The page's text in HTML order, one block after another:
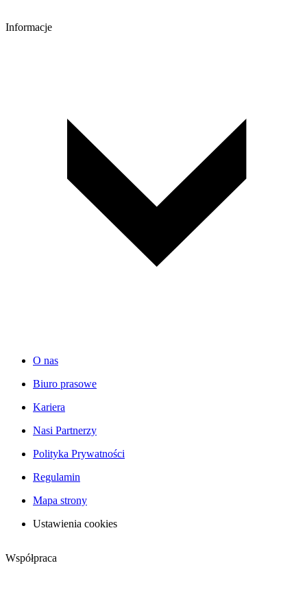
Informacje
O nas
Biuro prasowe
Kariera
Nasi Partnerzy
Polityka Prywatności
Regulamin
Mapa strony
Ustawienia cookies
Współpraca